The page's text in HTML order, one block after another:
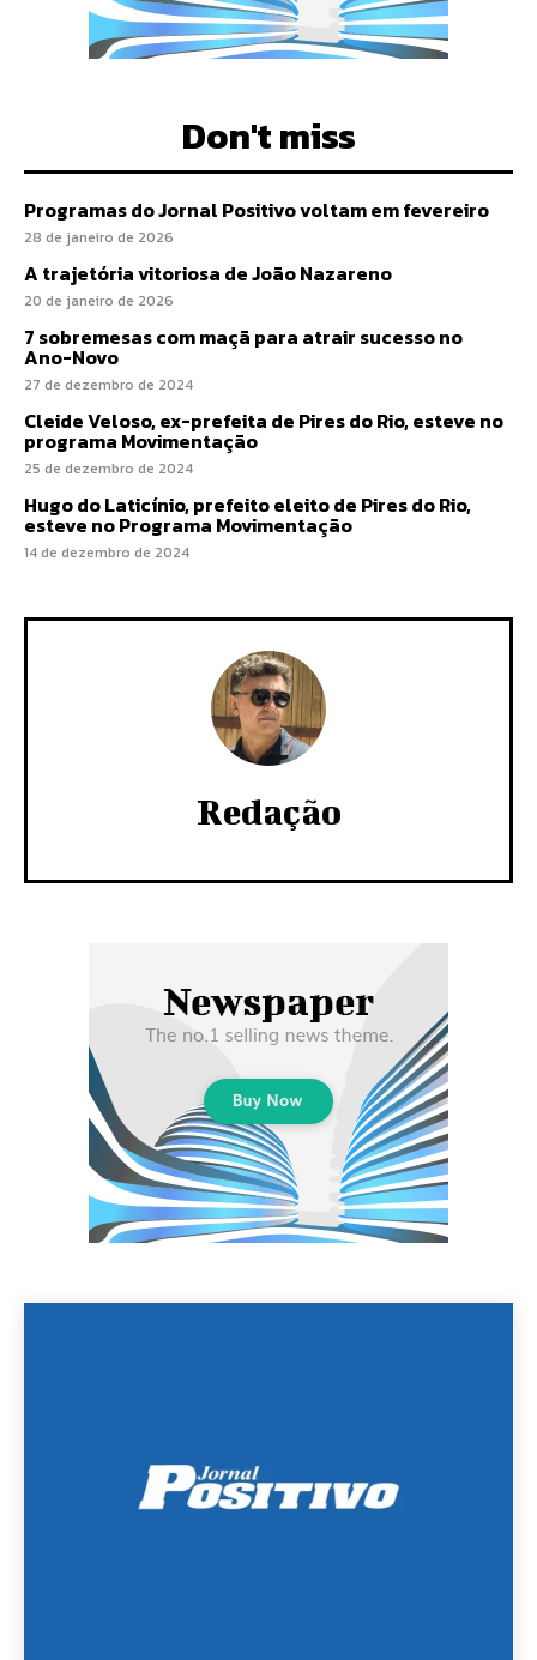
Don't miss
Programas do Jornal Positivo voltam em fevereiro
28 de janeiro de 2026
A trajetória vitoriosa de João Nazareno
20 de janeiro de 2026
7 sobremesas com maçã para atrair sucesso no
Ano-Novo
27 de dezembro de 2024
Cleide Veloso, ex-prefeita de Pires do Rio, esteve no
programa Movimentação
25 de dezembro de 2024
Hugo do Laticínio, prefeito eleito de Pires do Rio,
esteve no Programa Movimentação
14 de dezembro de 2024
Redação